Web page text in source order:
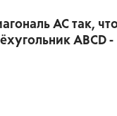
AC так,
ABCD -